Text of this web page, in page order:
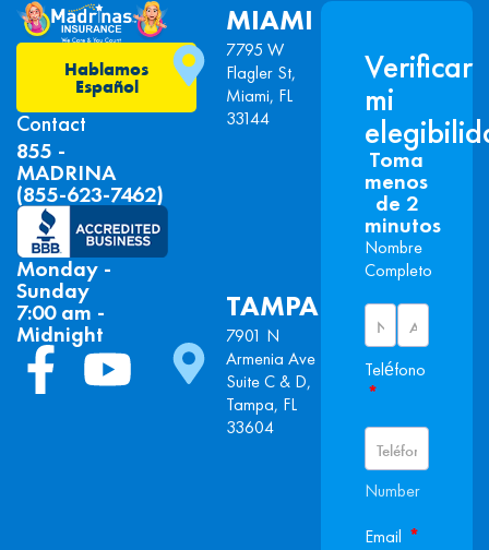
Hablamos
Español
Contact
855 -
MADRINA
(855-623-7462)
Monday -
Sunday
7:00 am -
Midnight
MIAMI
7795 W
Flagler St,
Miami, FL
33144
TAMPA
7901 N
Armenia Ave
Suite C & D,
Tampa, FL
33604
Verificar
mi
Toma
menos
de 2
minutos
Nombre
Completo
Teléfono
*
Number
Email *